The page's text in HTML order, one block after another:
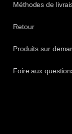
Méthodes de
Retour
Produits sur
Foire aux